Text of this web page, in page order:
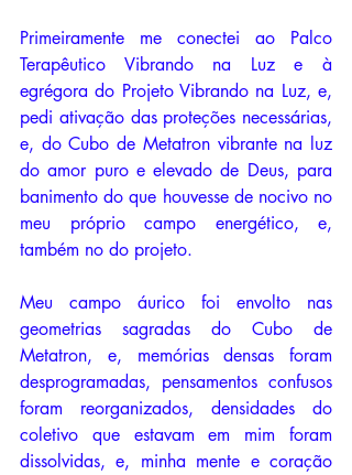
Primeiramente me conectei ao Palco
Terapêutico Vibrando na Luz e à
egrégora do Projeto Vibrando na Luz, e,
pedi ativação das proteções necessárias,
e, do Cubo de Metatron vibrante na luz
do amor puro e elevado de Deus, para
banimento do que houvesse de nocivo no
meu próprio campo energético, e,
também no do projeto.
Meu campo áurico foi envolto nas
geometrias sagradas do Cubo de
Metatron, e, memórias densas foram
desprogramadas, pensamentos confusos
foram reorganizados, densidades do
coletivo que estavam em mim foram
dissolvidas, e, minha mente e coração